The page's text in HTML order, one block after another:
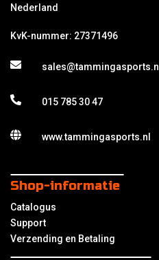
Nederland
KvK-nummer: 27371496
sales@tammingasports.nl
015 785 30 47
www.tammingasports.nl
Shop-informatie
Catalogus
Support
Verzending en Betaling